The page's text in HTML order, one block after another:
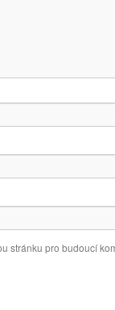
stránku pro budoucí